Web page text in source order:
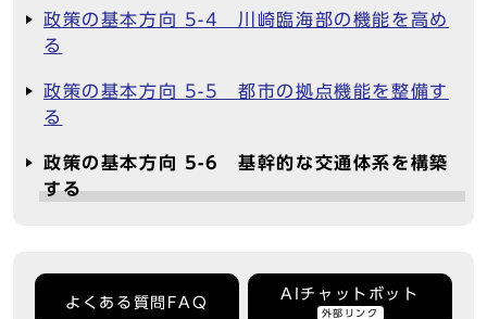
政策の基本方向 5-4 川崎臨海部の機能を高め
る
政策の基本方向 5-5 都市の拠点機能を整備す
る
政策の基本方向 5-6 基幹的な交通体系を構築
する
よくある質問FAQ
AIチャットボット
外部リンク